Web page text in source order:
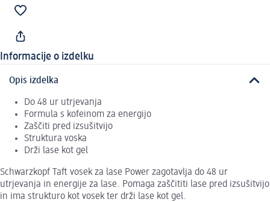
Informacije o izdelku
Opis izdelka
Do 48 ur utrjevanja
Formula s kofeinom za energijo
Zaščiti pred izsušitvijo
Struktura voska
Drži lase kot gel
Schwarzkopf Taft vosek za lase Power zagotavlja do 48 ur
utrjevanja in energije za lase. Pomaga zaščititi lase pred izsušitvijo
in ima strukturo kot vosek ter drži lase kot gel.